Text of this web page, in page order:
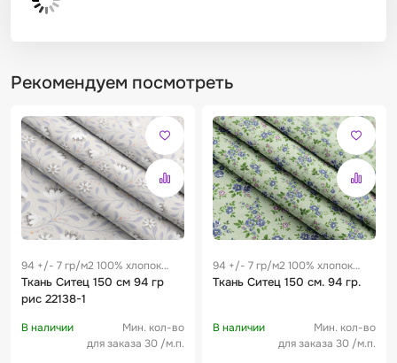
Рекомендуем посмотреть
94 +/- 7 гр/м2 100% хлопок
0.28 м
Ткань Ситец 150 см 94 гр
рис 22138-1
В наличии
Мин. кол-во
для заказа 30 /м.п.
94 +/- 7 гр/м2 100% хлопок
0.28 м
Ткань Ситец 150 см. 94 гр.
В наличии
Мин. кол-во
для заказа 30 /м.п.